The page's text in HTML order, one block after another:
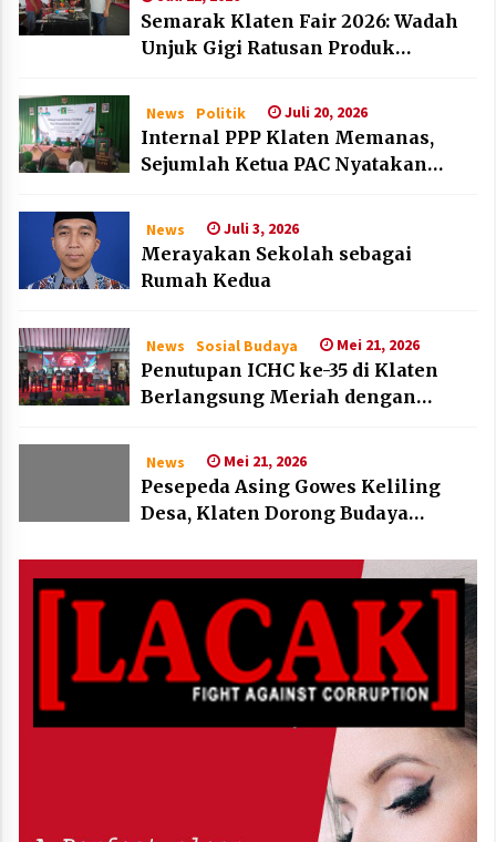
Semarak Klaten Fair 2026: Wadah
Unjuk Gigi Ratusan Produk
News Politik Juli 20, 2026
Internal PPP Klaten Memanas,
Sejumlah Ketua PAC Nyatakan
News Juli 3, 2026
Merayakan Sekolah sebagai
Rumah Kedua
News Sosial Budaya Mei 21, 2026
Penutupan ICHC ke-35 di Klaten
Berlangsung Meriah dengan
Jerman
News Mei 21, 2026
Pesepeda Asing Gowes Keliling
Desa, Klaten Dorong Budaya
Fest 2026